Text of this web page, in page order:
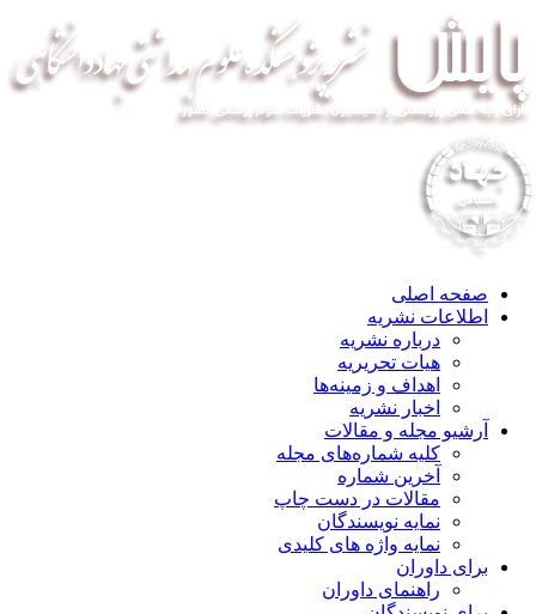
صفحه اصلی
اطلاعات نشریه
درباره نشریه
هیات تحریریه
اهداف و زمینه‌ها
اخبار نشریه
آرشیو مجله و مقالات
کلیه شماره‌های مجله
آخرین شماره
مقالات در دست چاپ
نمایه نویسندگان
نمایه واژه های کلیدی
برای داوران
راهنمای داوران